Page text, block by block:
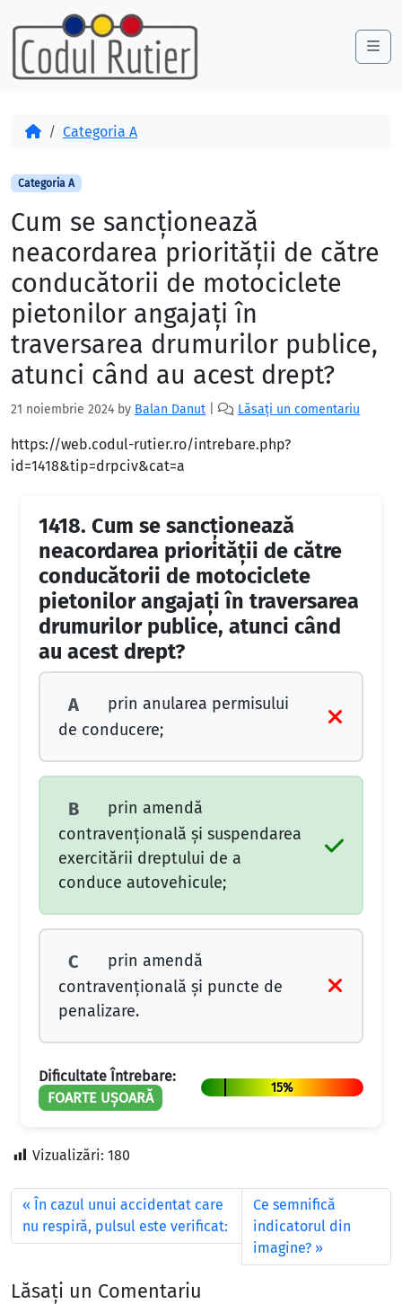
Skip to content
Skip to footer
AcasăCategoria A
Categoria A
Cum se sancţionează
neacordarea priorităţii de către
conducătorii de motociclete
pietonilor angajaţi în
traversarea drumurilor publice,
atunci când au acest drept?
21 noiembrie 2024 by Balan Danut Lăsați un comentariu
https://web.codul-rutier.ro/intrebare.php?
id=1418&tip=drpciv&cat=a
1418. Cum se sancţionează
neacordarea priorităţii de către
conducătorii de motociclete
pietonilor angajaţi în traversarea
drumurilor publice, atunci când
au acest drept?
A
prin anularea permisului
de conducere;
B
prin amendă
contravenţională şi suspendarea
exercitării dreptului de a
conduce autovehicule;
C
prin amendă
contravenţională şi puncte de
penalizare.
Dificultate Întrebare:
FOARTE UȘOARĂ
15%
Vizualizări: 180
În cazul unui accidentat care
nu respiră, pulsul este verificat:
Ce semnifică
indicatorul din
imagine?
Lăsați un Comentariu